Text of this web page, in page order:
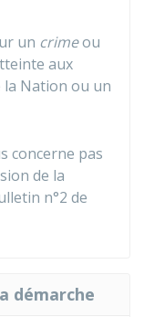
un crimeou
aux
Nation ou un
concerne pas
de la
n°2 de
démarche